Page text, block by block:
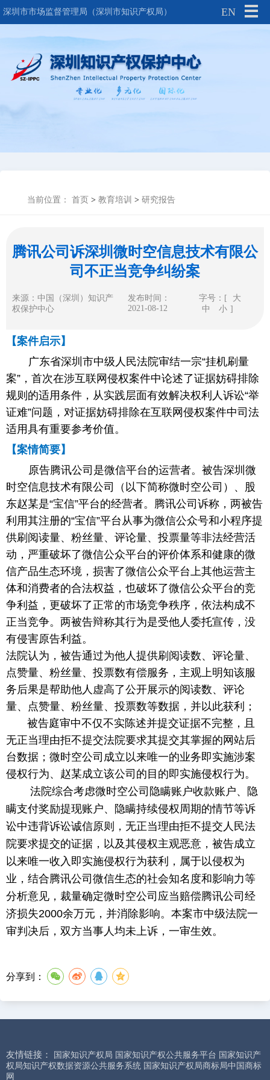
深圳市市场监督管理局（深圳市知识产权局） EN
当前位置： 首页 > 教育培训 > 研究报告
腾讯公司诉深圳微时空信息技术有限公
司不正当竞争纠纷案
来源：中国（深圳）知识产
权保护中心
发布时间：
2021-08-12
字号：[
大
中
小 ]
【案件启示】
广东省深圳市中级人民法院审结一宗“挂机刷量
案”，首次在涉互联网侵权案件中论述了证据妨碍排除
规则的适用条件，从实践层面有效解决权利人诉讼“举
证难”问题，对证据妨碍排除在互联网侵权案件中司法
适用具有重要参考价值。
【案情简要】
原告腾讯公司是微信平台的运营者。被告深圳微
时空信息技术有限公司（以下简称微时空公司）、股
东赵某是“宝信”平台的经营者。腾讯公司诉称，两被告
利用其注册的“宝信”平台从事为微信公众号和小程序提
供刷阅读量、粉丝量、评论量、投票量等非法经营活
动，严重破坏了微信公众平台的评价体系和健康的微
信产品生态环境，损害了微信公众平台上其他运营主
体和消费者的合法权益，也破坏了微信公众平台的竞
争利益，更破坏了正常的市场竞争秩序，依法构成不
正当竞争。两被告辩称其行为是受他人委托宣传，没
有侵害原告利益。
法院认为，被告通过为他人提供刷阅读数、评论量、
点赞量、粉丝量、投票数有偿服务，主观上明知该服
务后果是帮助他人虚高了公开展示的阅读数、评论
量、点赞量、粉丝量、投票数等数据，并以此获利；
被告庭审中不仅不实陈述并提交证据不完整，且
无正当理由拒不提交法院要求其提交其掌握的网站后
台数据；微时空公司成立以来唯一的业务即实施涉案
侵权行为、赵某成立该公司的目的即实施侵权行为。
法院综合考虑微时空公司隐瞒账户收款账户、隐
瞒支付奖励提现账户、隐瞒持续侵权周期的情节等诉
讼中违背诉讼诚信原则，无正当理由拒不提交人民法
院要求提交的证据，以及其侵权主观恶意，被告成立
以来唯一收入即实施侵权行为获利，属于以侵权为
业，结合腾讯公司微信生态的社会知名度和影响力等
分析意见，裁量确定微时空公司应当赔偿腾讯公司经
济损失2000余万元，并消除影响。本案市中级法院一
审判决后，双方当事人均未上诉，一审生效。
分享到：
友情链接： 国家知识产权局 国家知识产权公共服务平台 国家知识产
权局知识产权数据资源公共服务系统 国家知识产权局商标局中国商标
网